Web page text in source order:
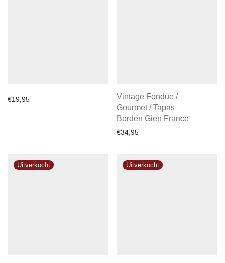
€19,95
Vintage Fondue /
Gourmet / Tapas
Borden Gien France
€34,95